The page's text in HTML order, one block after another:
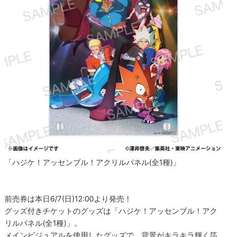
「ハジケ！アッセンブル！アクリルパネル(全1種)」
前売券は本日6/7(日)12:00より発売！
グッズ付きチケットのグッズは「ハジケ！アッセンブル！アク
リルパネル(全1種)」。